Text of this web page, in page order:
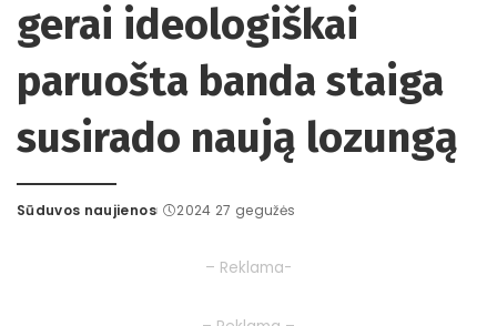
gerai ideologiškai
paruošta banda staiga
susirado naują lozungą
Posted
Sūduvos naujienos 2024 27 gegužės
– Reklama-